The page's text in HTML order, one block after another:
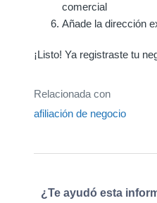
comercial
Añade la dirección
¡Listo! Ya registraste tu
Relacionada con
afiliación de negocio
¿Te ayudó esta